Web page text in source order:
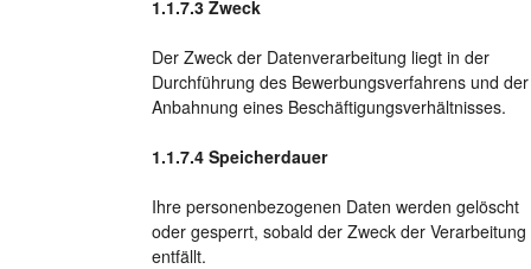
Zweck
Der Zweck der Datenverarbeitung liegt in der
Durchführung des Bewerbungsverfahrens und der
Anbahnung eines Beschäftigungsverhältnisses.
Speicherdauer
Ihre personenbezogenen Daten werden gelöscht
oder gesperrt, sobald der Zweck der Verarbeitung
entfällt.